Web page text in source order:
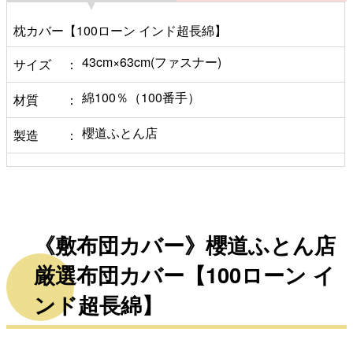
枕カバー【100ローン インド超長綿】
サイズ
43cm×63cm(ファスナー)
材質 綿100％（100番手）
製造 櫻道ふとん店
《敷布団カバー》櫻道ふとん店
厳選布団カバー【100ローン イ
ンド超長綿】